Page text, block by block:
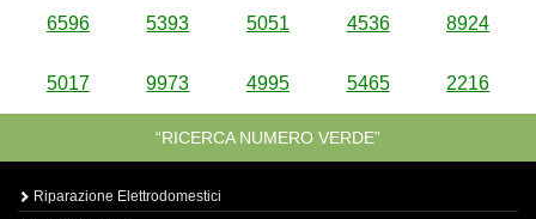
6596 5393 5051 4536 8924
5017 9973 4995 5465 2216
“RICERCA NUMERO VERDE”
Riparazione Elettrodomestici